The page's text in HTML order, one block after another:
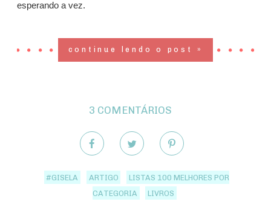
esperando a vez.
continue lendo o post »
3 COMENTÁRIOS
#GISELA ARTIGO
LISTAS 100 MELHORES POR
CATEGORIA
LIVROS